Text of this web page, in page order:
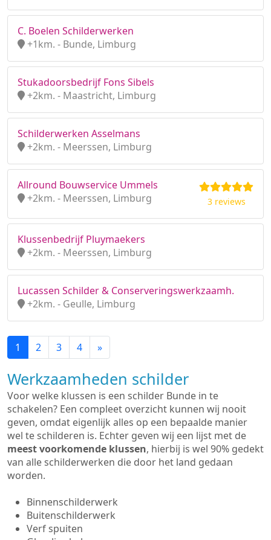
C. Boelen Schilderwerken
+1km. - Bunde, Limburg
Stukadoorsbedrijf Fons Sibels
+2km. - Maastricht, Limburg
Schilderwerken Asselmans
+2km. - Meerssen, Limburg
Allround Bouwservice Ummels
+2km. - Meerssen, Limburg
3 reviews
Klussenbedrijf Pluymaekers
+2km. - Meerssen, Limburg
Lucassen Schilder & Conserveringswerkzaamh.
+2km. - Geulle, Limburg
1 2 3 4 »
Werkzaamheden schilder
Voor welke klussen is een schilder Bunde in te
schakelen? Een compleet overzicht kunnen wij nooit
geven, omdat eigenlijk alles op een bepaalde manier
wel te schilderen is. Echter geven wij een lijst met de
meest voorkomende klussen, hierbij is wel 90% gedekt
van alle schilderwerken die door het land gedaan
worden.
Binnenschilderwerk
Buitenschilderwerk
Verf spuiten